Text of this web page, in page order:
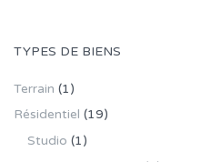
TYPES DE BIENS
Terrain (1)
Résidentiel (19)
Studio (1)